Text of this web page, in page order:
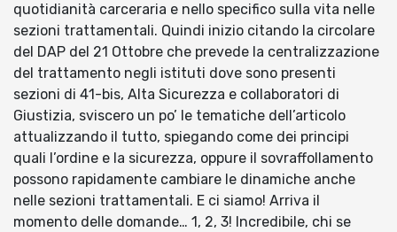
quotidianità carceraria e nello specifico sulla vita nelle
sezioni trattamentali. Quindi inizio citando la circolare
del DAP del 21 Ottobre che prevede la centralizzazione
del trattamento negli istituti dove sono presenti
sezioni di 41-bis, Alta Sicurezza e collaboratori di
Giustizia, sviscero un po’ le tematiche dell’articolo
attualizzando il tutto, spiegando come dei principi
quali l’ordine e la sicurezza, oppure il sovraffollamento
possono rapidamente cambiare le dinamiche anche
nelle sezioni trattamentali. E ci siamo! Arriva il
momento delle domande… 1, 2, 3! Incredibile, chi se